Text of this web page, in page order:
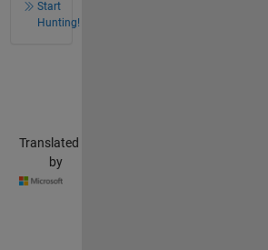
Start
Hunting!
Translated
by